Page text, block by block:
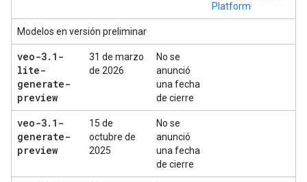
Platform
Modelos en versión preliminar
veo-3. 1-
lite-
generate-
preview
31 de marzo
de 2026
No se
anunció
una fecha
de cierre
veo-3. 1-
generate-
preview
15 de
octubre de
2025
No se
anunció
una fecha
de cierre